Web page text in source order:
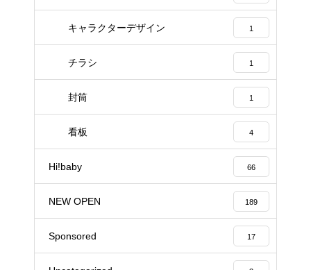
キャラクターデザイン 1
チラシ 1
封筒 1
看板 4
Hi!baby 66
NEW OPEN 189
Sponsored 17